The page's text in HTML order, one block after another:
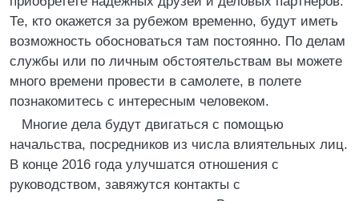
Те, кто окажется за рубежом временно, будут иметь
возможность обосноваться там постоянно. По делам
службы или по личным обстоятельствам вы можете
много времени провести в самолете, в полете
познакомитесь с интересным человеком.
Многие дела будут двигаться с помощью
начальства, посредников из числа влиятельных лиц.
В конце 2016 года улучшатся отношения с
руководством, завяжутся контакты с